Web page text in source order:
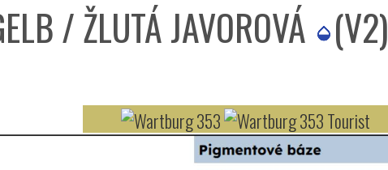
/ ŽLUTÁ JAVOROVÁ (V2)